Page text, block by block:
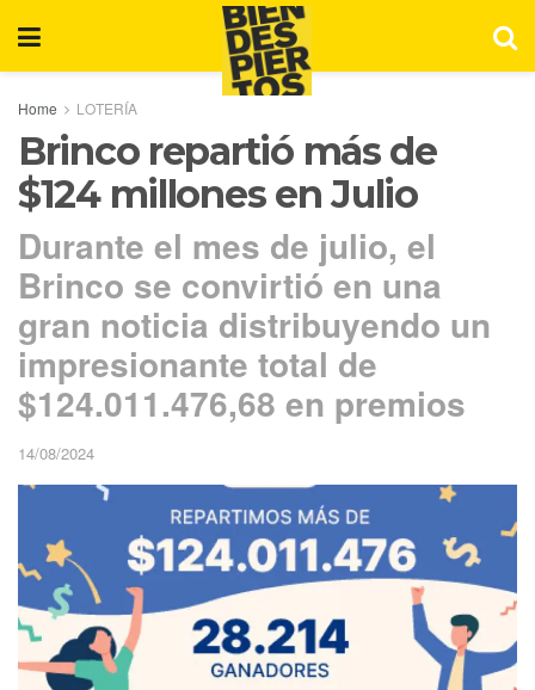
Home LOTERÍA
Brinco repartió más de
$124 millones en Julio
Durante el mes de julio, el
Brinco se convirtió en una
gran noticia distribuyendo un
impresionante total de
$124.011.476,68 en premios
14/08/2024